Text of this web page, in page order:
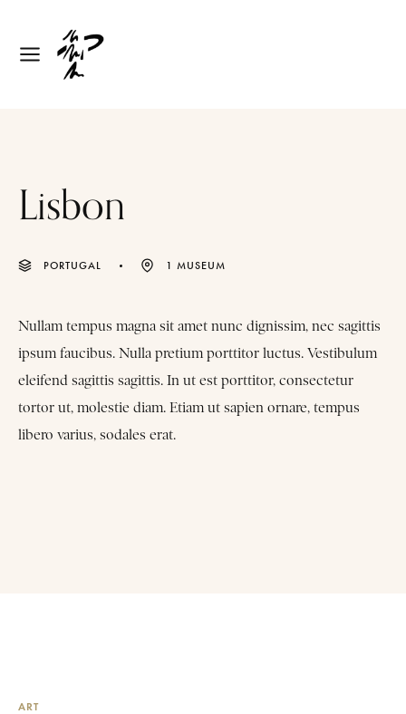
Lisbon
PORTUGAL 1 MUSEUM
Nullam tempus magna sit amet nunc dignissim, nec sagittis
ipsum faucibus. Nulla pretium porttitor luctus. Vestibulum
eleifend sagittis sagittis. In ut est porttitor, consectetur
tortor ut, molestie diam. Etiam ut sapien ornare, tempus
libero varius, sodales erat.
ART